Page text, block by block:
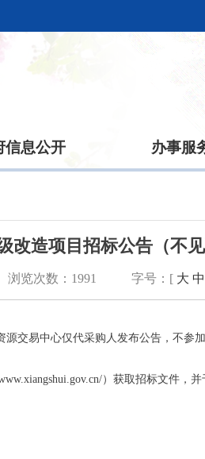
信息公开 办事服
改造项目招标公告（不见
浏览次数： 1991 字号：[ 大 中
交易中心仅代采购人发布公告，不参
）获取招标文件，